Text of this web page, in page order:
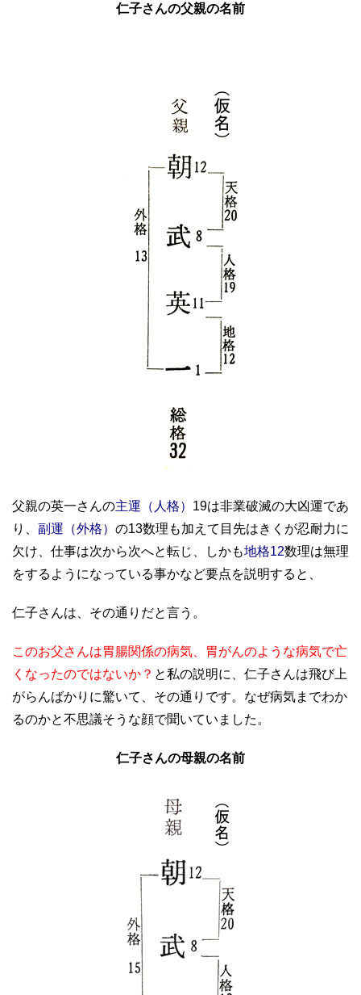
仁子さんの父親の名前
父親の英一さんの主運（人格） 19は非業破滅の大凶運であ
り、 副運（外格） の13数理も加えて目先はきくが忍耐力に
欠け、仕事は次から次へと転じ、しかも地格12数理は無理
をするようになっている事かなど要点を説明すると、
仁子さんは、その通りだと言う。
このお父さんは胃腸関係の病気、胃がんのような病気で亡
くなったのではないか？ と私の説明に、仁子さんは飛び上
がらんばかりに驚いて、その通りです。なぜ病気までわか
るのかと不思議そうな顔で聞いていました。
仁子さんの母親の名前